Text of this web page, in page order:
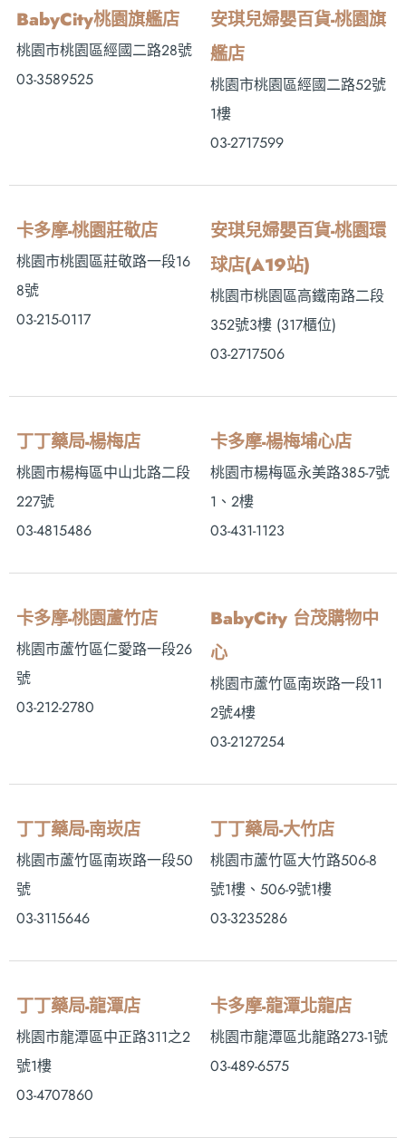
BabyCity桃園旗艦店
桃園市桃園區經國二路28號
03-3589525
安琪兒婦嬰百貨-桃園旗
艦店
桃園市桃園區經國二路52號
1樓
03-2717599
卡多摩-桃園莊敬店
桃園市桃園區莊敬路一段16
8號
03-215-0117
安琪兒婦嬰百貨-桃園環
球店(A19站)
桃園市桃園區高鐵南路二段
352號3樓 (317櫃位)
03-2717506
丁丁藥局-楊梅店
桃園市楊梅區中山北路二段
227號
03-4815486
卡多摩-楊梅埔心店
桃園市楊梅區永美路385-7號
1、2樓
03-431-1123
卡多摩-桃園蘆竹店
桃園市蘆竹區仁愛路一段26
號
03-212-2780
BabyCity 台茂購物中
心
桃園市蘆竹區南崁路一段11
2號4樓
03-2127254
丁丁藥局-南崁店
桃園市蘆竹區南崁路一段50
號
03-3115646
丁丁藥局-大竹店
桃園市蘆竹區大竹路506-8
號1樓、506-9號1樓
03-3235286
丁丁藥局-龍潭店
桃園市龍潭區中正路311之2
號1樓
03-4707860
卡多摩-龍潭北龍店
桃園市龍潭區北龍路273-1號
03-489-6575